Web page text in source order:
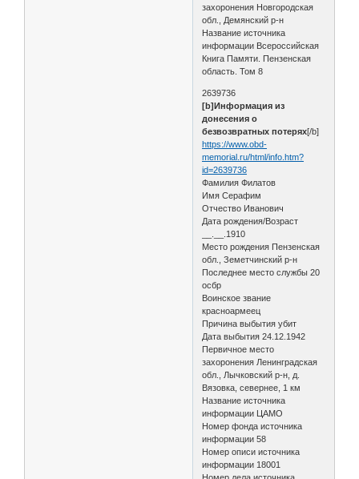
захоронения Новгородская
обл., Демянский р-н
Название источника
информации Всероссийская
Книга Памяти. Пензенская
область. Том 8
2639736
[b]Информация из
донесения о
безвозвратных потерях[/b]
https://www.obd-
memorial.ru/html/info.htm?
id=2639736
Фамилия Филатов
Имя Серафим
Отчество Иванович
Дата рождения/Возраст
__.__.1910
Место рождения Пензенская
обл., Земетчинский р-н
Последнее место службы 20
осбр
Воинское звание
красноармеец
Причина выбытия убит
Дата выбытия 24.12.1942
Первичное место
захоронения Ленинградская
обл., Лычковский р-н, д.
Вязовка, севернее, 1 км
Название источника
информации ЦАМО
Номер фонда источника
информации 58
Номер описи источника
информации 18001